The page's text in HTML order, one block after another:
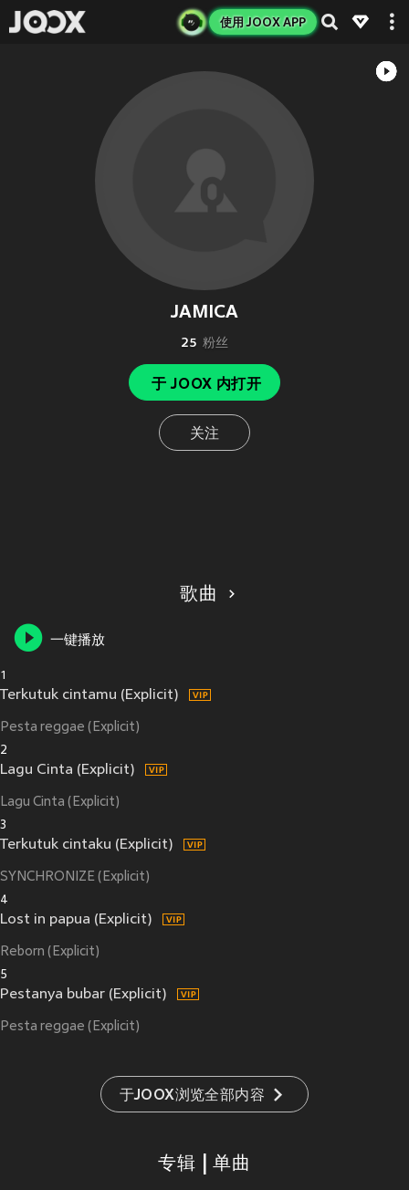
使用 JOOX APP
JAMICA
25 粉丝
于 JOOX 内打开
关注
歌曲
一键播放
1
Terkutuk cintamu (Explicit)
Pesta reggae (Explicit)
2
Lagu Cinta (Explicit)
Lagu Cinta (Explicit)
3
Terkutuk cintaku (Explicit)
SYNCHRONIZE (Explicit)
4
Lost in papua (Explicit)
Reborn (Explicit)
5
Pestanya bubar (Explicit)
Pesta reggae (Explicit)
于JOOX浏览全部内容
专辑 | 单曲